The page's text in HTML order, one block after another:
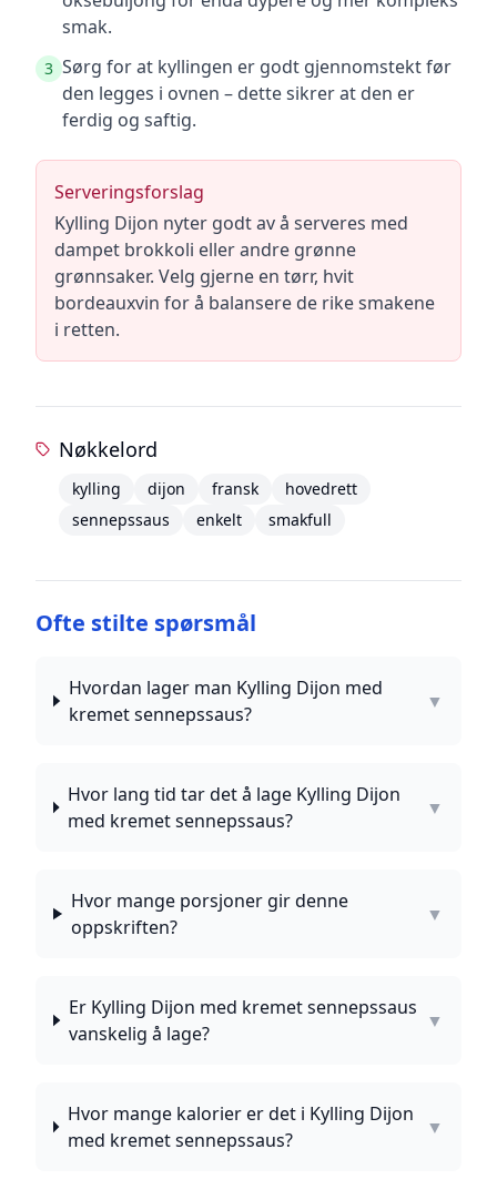
smak.
3 Sørg for at kyllingen er godt gjennomstekt før
den legges i ovnen – dette sikrer at den er
ferdig og saftig.
Serveringsforslag
Kylling Dijon nyter godt av å serveres med
dampet brokkoli eller andre grønne
grønnsaker. Velg gjerne en tørr, hvit
bordeauxvin for å balansere de rike smakene
i retten.
Nøkkelord
kylling dijon fransk
hovedrett
sennepssaus
enkelt smakfull
Ofte stilte spørsmål
Hvordan lager man Kylling Dijon med
kremet sennepssaus?
▼
Hvor lang tid tar det å lage Kylling Dijon
med kremet sennepssaus?
▼
Hvor mange porsjoner gir denne
oppskriften?
▼
Er Kylling Dijon med kremet sennepssaus
vanskelig å lage?
▼
Hvor mange kalorier er det i Kylling Dijon
med kremet sennepssaus?
▼